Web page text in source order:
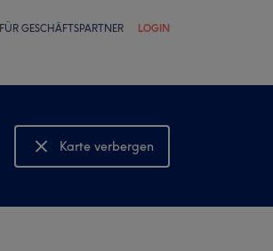
FÜR GESCHÄFTSPARTNER LOGIN
Karte verbergen
Karte anzeigen